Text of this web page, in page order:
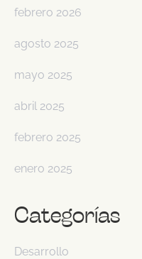
febrero 2026
agosto 2025
mayo 2025
abril 2025
febrero 2025
enero 2025
Categorías
Desarrollo